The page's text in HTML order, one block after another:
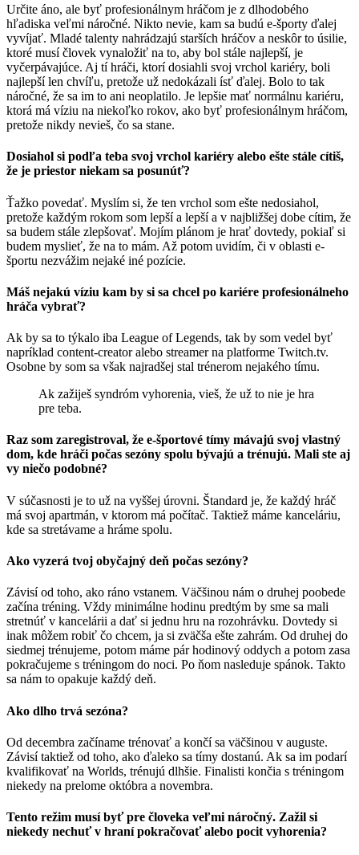
Určite áno, ale byť profesionálnym hráčom je z dlhodobého
hľadiska veľmi náročné. Nikto nevie, kam sa budú e-športy ďalej
vyvíjať. Mladé talenty nahrádzajú starších hráčov a neskôr to úsilie,
ktoré musí človek vynaložiť na to, aby bol stále najlepší, je
vyčerpávajúce. Aj tí hráči, ktorí dosiahli svoj vrchol kariéry, boli
najlepší len chvíľu, pretože už nedokázali ísť ďalej. Bolo to tak
náročné, že sa im to ani neoplatilo. Je lepšie mať normálnu kariéru,
ktorá má víziu na niekoľko rokov, ako byť profesionálnym hráčom,
pretože nikdy nevieš, čo sa stane.
Dosiahol si podľa teba svoj vrchol kariéry alebo ešte stále cítiš,
že je priestor niekam sa posunúť?
Ťažko povedať. Myslím si, že ten vrchol som ešte nedosiahol,
pretože každým rokom som lepší a lepší a v najbližšej dobe cítim, že
sa budem stále zlepšovať. Mojím plánom je hrať dovtedy, pokiaľ si
budem myslieť, že na to mám. Až potom uvidím, či v oblasti e-
športu nezvážim nejaké iné pozície.
Máš nejakú víziu kam by si sa chcel po kariére profesionálneho
hráča vybrať?
Ak by sa to týkalo iba League of Legends, tak by som vedel byť
napríklad content-creator alebo streamer na platforme Twitch.tv.
Osobne by som sa však najradšej stal trénerom nejakého tímu.
Ak zažiješ syndróm vyhorenia, vieš, že už to nie je hra
pre teba.
Raz som zaregistroval, že e-športové tímy mávajú svoj vlastný
dom, kde hráči počas sezóny spolu bývajú a trénujú. Mali ste aj
vy niečo podobné?
V súčasnosti je to už na vyššej úrovni. Štandard je, že každý hráč
má svoj apartmán, v ktorom má počítač. Taktiež máme kanceláriu,
kde sa stretávame a hráme spolu.
Ako vyzerá tvoj obyčajný deň počas sezóny?
Závisí od toho, ako ráno vstanem. Väčšinou nám o druhej poobede
začína tréning. Vždy minimálne hodinu predtým by sme sa mali
stretnúť v kancelárii a dať si jednu hru na rozohrávku. Dovtedy si
inak môžem robiť čo chcem, ja si zväčša ešte zahrám. Od druhej do
siedmej trénujeme, potom máme pár hodinový oddych a potom zasa
pokračujeme s tréningom do noci. Po ňom nasleduje spánok. Takto
sa nám to opakuje každý deň.
Ako dlho trvá sezóna?
Od decembra začíname trénovať a končí sa väčšinou v auguste.
Závisí taktiež od toho, ako ďaleko sa tímy dostanú. Ak sa im podarí
kvalifikovať na Worlds, trénujú dlhšie. Finalisti končia s tréningom
niekedy na prelome októbra a novembra.
Tento režim musí byť pre človeka veľmi náročný. Zažil si
niekedy nechuť v hraní pokračovať alebo pocit vyhorenia?